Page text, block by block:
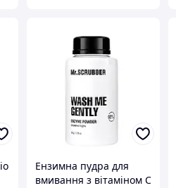
Ензимна пудра для
вмивання з вітаміном С